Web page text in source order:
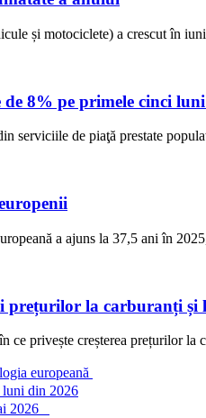
și motociclete) a crescut în
8% pe primele cinci
de piaţă prestate
a ajuns la 37,5 ani în
prețurilor la carburanți
ce privește creșterea prețurilor
europeană
luni din 2026
2026